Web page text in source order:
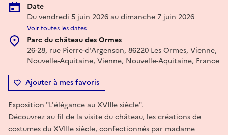
Date
Du vendredi 5 juin 2026 au dimanche 7 juin 2026
Voir toutes les dates
Parc du château des Ormes
26-28, rue Pierre-d'Argenson, 86220 Les Ormes, Vienne,
Nouvelle-Aquitaine, Vienne, Nouvelle-Aquitaine, France
Ajouter à mes favoris
Exposition "L'élégance au XVIIIe siècle".
Découvrez au fil de la visite du château, les créations de
costumes du XVIIIe siècle, confectionnés par madame